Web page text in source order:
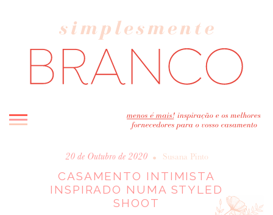
INICIO
BLOG
MELHOR INSPIRAÇÃO
20 de Outubro de 2020 • Susana Pinto
CASAMENTO INTIMISTA
INSPIRADO NUMA STYLED
SHOOT